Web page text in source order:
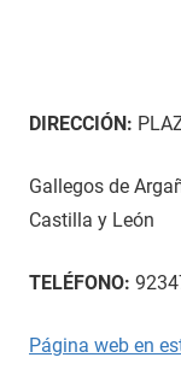
DIRECCIÓN:
Gallegos de
Castilla y León
TELÉFONO:
Página web en